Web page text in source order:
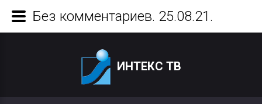
ИНТЕКС ТВ
Без комментариев. 25.08.21.